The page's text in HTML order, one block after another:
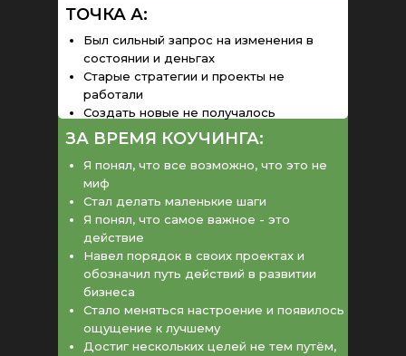
ТОЧКА А:
ЗА ВРЕМЯ КОУЧИНГА:
Был сильный запрос на изменения в
состоянии и деньгах
Старые стратегии и проекты не
работали
Создать новые не получалось
Я понял, что все возможно, что это не
миф
Стал делать маленькие шаги
Я понял, что самое важное - это
действие
Навел порядок в своих проектах и
обозначил путь действий в развитии
бизнеса
Стало меняться настроение и появилось
ощущение к лучшему
Достиг нескольких целей не тем путём,